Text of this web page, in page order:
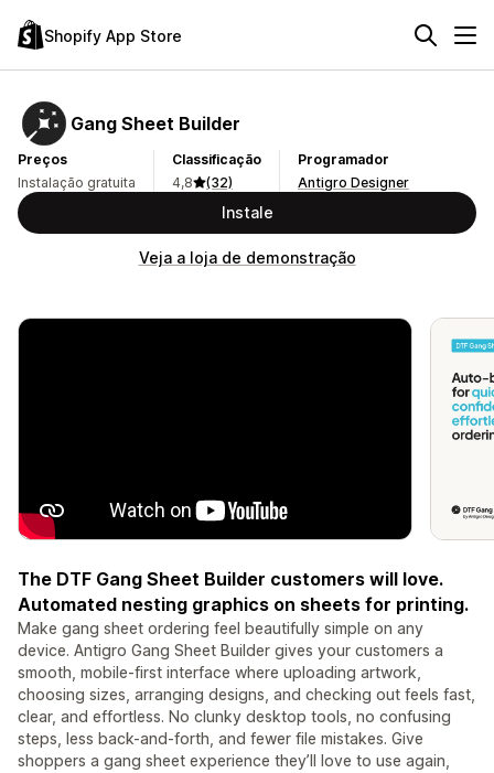
Shopify App Store
Gang Sheet Builder
Preços
Instalação gratuita
Classificação
4,8
(32)
Programador
Antigro Designer
Instale
Veja a loja de demonstração
The DTF Gang Sheet Builder customers will love.
Automated nesting graphics on sheets for printing.
Make gang sheet ordering feel beautifully simple on any
device. Antigro Gang Sheet Builder gives your customers a
smooth, mobile-first interface where uploading artwork,
choosing sizes, arranging designs, and checking out feels fast,
clear, and effortless. No clunky desktop tools, no confusing
steps, less back-and-forth, and fewer file mistakes. Give
shoppers a gang sheet experience they’ll love to use again,